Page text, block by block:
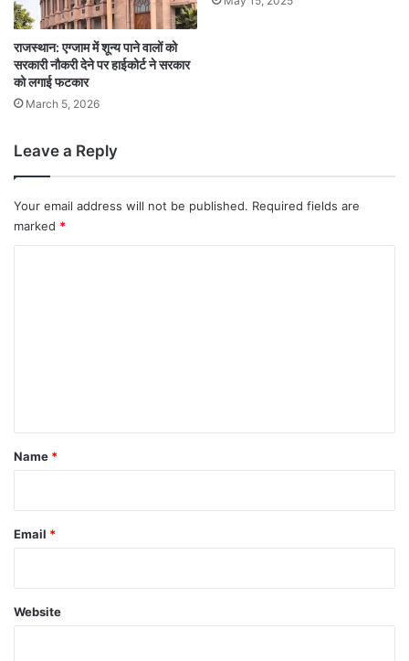
राजस्थान: एग्जाम में शून्य पाने वालों को
सरकारी नौकरी देने पर हाईकोर्ट ने सरकार
को लगाई फटकार
March 5, 2026
Leave a Reply
Your email address will not be published. Required fields are
marked *
*
Name *
Email *
Website